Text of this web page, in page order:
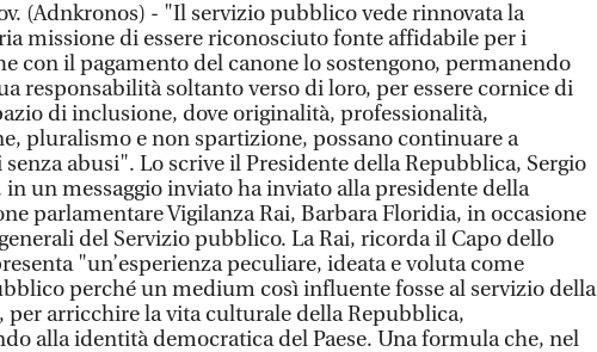
(Adnkronos) - "Il servizio pubblico vede rinnovata la
missione di essere riconosciuto fonte affidabile per i
con il pagamento del canone lo sostengono, permanendo
responsabilità soltanto verso di loro, per essere cornice di
di inclusione, dove originalità, professionalità,
pluralismo e non spartizione, possano continuare a
senza abusi". Lo scrive il Presidente della Repubblica, Sergio
un messaggio inviato ha inviato alla presidente della
parlamentare Vigilanza Rai, Barbara Floridia, in occasione
del Servizio pubblico. La Rai, ricorda il Capo dello
"un’esperienza peculiare, ideata e voluta come
perché un medium così influente fosse al servizio della
per arricchire la vita culturale della Repubblica,
alla identità democratica del Paese. Una formula che, nel